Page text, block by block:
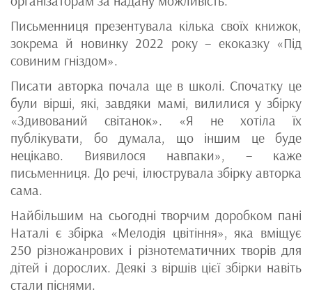
Письменниця презентувала кілька своїх книжок,
зокрема й новинку 2022 року – екоказку «Під
совиним гніздом».
Писати авторка почала ще в школі. Спочатку це
були вірші, які, завдяки мамі, вилилися у збірку
«Здивований світанок». «Я не хотіла їх
публікувати, бо думала, що іншим це буде
нецікаво. Виявилося навпаки», – каже
письменниця. До речі, ілюструвала збірку авторка
сама.
Найбільшим на сьогодні творчим доробком пані
Наталі є збірка «Мелодія цвітіння», яка вміщує
250 різножанрових і різнотематичних творів для
дітей і дорослих. Деякі з віршів цієї збірки навіть
стали піснями.